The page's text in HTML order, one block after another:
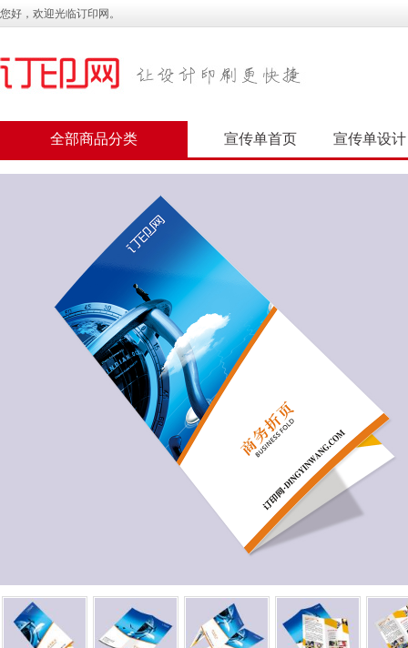
您好，欢迎光临订印网。
全部商品分类 宣传单首页 宣传单设计